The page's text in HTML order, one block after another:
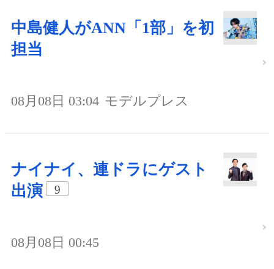
中島健人がANN「1部」を初
担当
08月08日 03:04 モデルプレス
ナイナイ、連ドラにゲスト
出演
9
08月08日 00:45